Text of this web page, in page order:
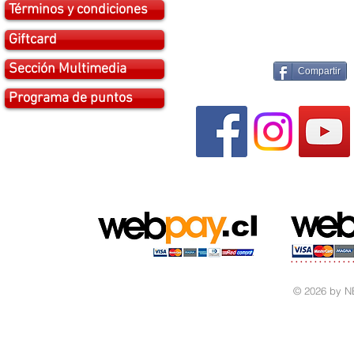
Términos y condiciones
Giftcard
Sección Multimedia
Programa de puntos
Compartir
© 2026 by